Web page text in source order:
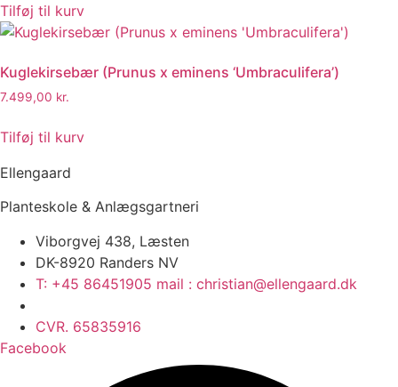
Tilføj til kurv
Kuglekirsebær (Prunus x eminens ‘Umbraculifera’)
7.499,00 kr.
Tilføj til kurv
Ellengaard
Planteskole & Anlægsgartneri
Viborgvej 438, Læsten
DK-8920 Randers NV
T: +45 86451905 mail : christian@ellengaard.dk
CVR. 65835916
Facebook